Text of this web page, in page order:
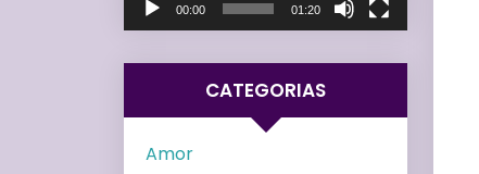
00:00 01:20
CATEGORIAS
Amor